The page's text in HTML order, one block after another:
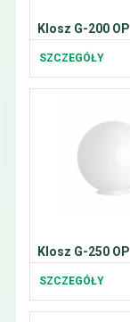
Klosz G-200 OP
SZCZEGÓŁY
Klosz G-250 OP
SZCZEGÓŁY